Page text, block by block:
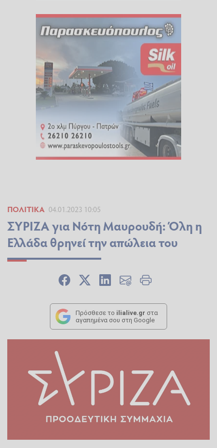
ΠΟΛΙΤΙΚΆ 04.01.2023 10:05
ΣΥΡΙΖΑ για Νότη Μαυρουδή: Όλη η
Ελλάδα θρηνεί την απώλεια του
Πρόσθεσε το ilialive.gr στα
αγαπημένα σου στη Google